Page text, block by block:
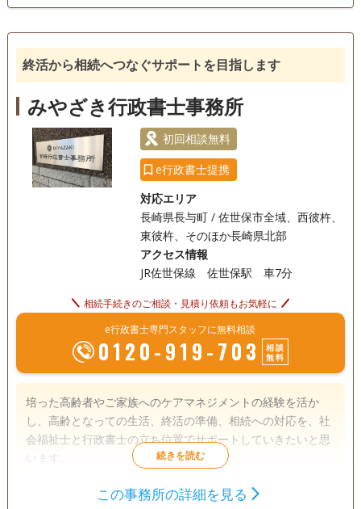
する各種調査、書類作成、手続、ご相談等に熱意を持って真
摯に取り組み、近年、社会問題化してきている「所有者不明
土地／空き家問題」の解決にも、微力ながら貢献したいと思
っています。 当事務所までお越し頂くことが困難な場合は、
お宅かお近くのカフェ等へ出張させて頂きますので、ご遠慮
なくお問い合わせ下さい。 またお仕事の都合で日中の時間が
とれない、家族がそろった状態で相談したい等の理由で、夕
方６時以降のご相談を希望される場合は、可能な限り対応さ
せて頂きますので、ご相談下さい。
戸籍収集
相続人調査
訪問可 土日相談可 初回相談無料 18時以降相談可
オンライン面談可 事務所面談可
終活から相続へつなぐサポートを目指します
みやざき行政書士事務所
初回相談無料
e行政書士提携
対応エリア
長崎県長与町 / 佐世保市全域、西彼杵、
東彼杵、そのほか長崎県北部
アクセス情報
JR佐世保線 佐世保駅 車7分
相続手続きのご相談・見積り依頼もお気軽に
e行政書士専門スタッフに無料相談
0120-919-703
相談
無料
培った高齢者やご家族へのケアマネジメントの経験を活か
し、高齢となっての生活、終活の準備、相続への対応を、社
会福祉士と行政書士の立ち位置でサポートしていきたいと思
います。
遺産分割
この事務所の詳細を見る